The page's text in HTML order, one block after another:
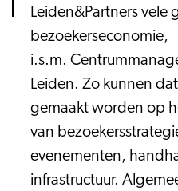
Leiden&Partners vele
bezoekerseconomie,
i.s.m.
Leiden. Zo kunnen
gemaakt worden op
van
evenementen,
infrastructuur.